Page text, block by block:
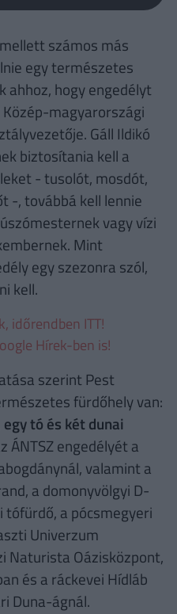
számos más
egy természetes
hogy engedélyt
magyarországi
Gáll Ildikó
biztosítania kell a
- tusolót, mosdót,
-, továbbá kell lennie
vagy vízi
Mint
egy szezonra szól,
kell.
időrendben ITT!
Hírek-ben is!
szerint Pest
fürdőhely van:
tó és két dunai
ÁNTSZ engedélyét a
valamint a
a domonyvölgyi D-
tófürdő, a pócsmegyeri
Univerzum
Naturista Oázisközpont,
és a ráckevei Hídláb
Duna-ágnál.